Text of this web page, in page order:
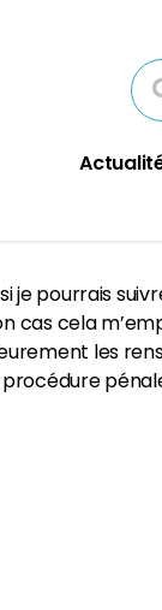
je pourrais
cas cela
les
procédure